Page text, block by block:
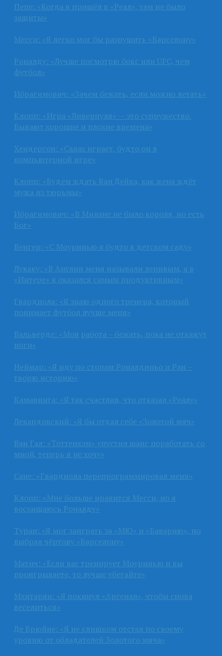
Пепе: «Когда я пришёл в «Реал», там не было
защиты»
Месси: «Я легко мог бы разрушить «Барселону»
Роналду: «Лучше посмотрю бокс или UFC, чем
футбол»
Ибрагимович: «Зачем бежать, если можно летать»
Клопп: «Игра «Ливерпуля» — это супружество.
Бывают хорошие и плохие времена»
Хендерсон: «Салах играет, будто он в
компьютерной игре»
Клопп: «Будем ждать Ван Дейка, как жена ждёт
мужа из тюрьмы»
Ибрагимович: «В Милане не было короля, но есть
Бог»
Венгер: «С Моуринью я будто в детском саду»
Лукаку: «В Англии меня называли ленивым, а в
«Интере» я оказался самым продуктивным»
Гвардиола: «Я знаю одного тренера, который
понимает футбол лучше меня»
Вальверде: «Моя работа – бежать, пока не откажут
ноги»
Неймар: «Я иду по стопам Роналдиньо и Раи –
творю историю»
Камавинга: «Я так счастлив, что отказал «Реалу»
Левандовский: «Я бы отдал себе «Золотой мяч»
Ван Гал: «Тоттенхэм» упустил шанс поработать со
мной, теперь я не хочу»
Сане: «Гвардиола перепрограммировал меня»
Клопп: «Мне больше нравится Месси, но я
восхищаюсь Роналду»
Туран: «Я мог заиграть за «МЮ» и «Баварию», но
выбрал чёртову «Барселону»
Матич: «Если вас тренирует Моуринью и вы
проигрываете, то лучше убегайте»
Мхитарян: «Я покинул «Арсенал», чтобы снова
веселиться»
Де Брюйне: «Я не слишком отстал по своему
уровню от обладателей Золотого мяча»